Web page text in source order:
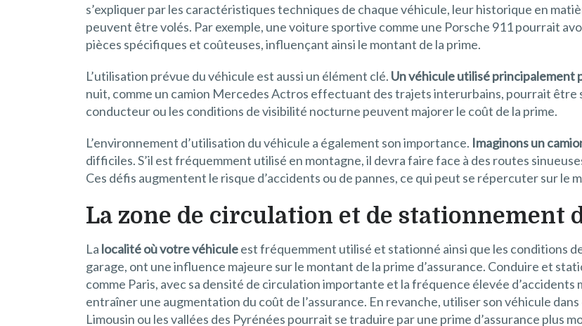
s’expliquer par les caractéristiques techniques de chaque véhicule, leur historique en
peuvent être volés. Par exemple, une voiture sportive comme une Porsche 911 pourrait
pièces spécifiques et coûteuses, influençant ainsi le montant de la prime.
L’utilisation prévue du véhicule est aussi un élément clé. Un véhicule utilisé principalement
nuit, comme un camion Mercedes Actros effectuant des trajets interurbains, pourrait être
conducteur ou les conditions de visibilité nocturne peuvent majorer le coût de la prime.
L’environnement d’utilisation du véhicule a également son importance. Imaginons un
difficiles. S’il est fréquemment utilisé en montagne, il devra faire face à des routes
Ces défis augmentent le risque d’accidents ou de pannes, ce qui peut se répercuter sur le
La zone de circulation et de stationnement
La localité où votre véhiculeest fréquemment utilisé et stationné ainsi que les conditions
garage, ont une influence majeure sur le montant de la prime d’assurance. Conduire et
comme Paris, avec sa densité de circulation importante et la fréquence élevée
entraîner une augmentation du coût de l’assurance. En revanche, utiliser son véhicule
Limousin ou les vallées des Pyrénées pourrait se traduire par une prime d’assurance plus